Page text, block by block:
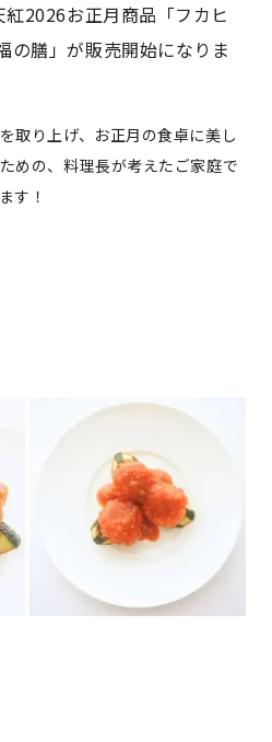
2026お正月商品「フカヒ
の膳」が販売開始になりま
取り上げ、お正月の食卓に美し
めの、料理長が考えたご家庭で
す！